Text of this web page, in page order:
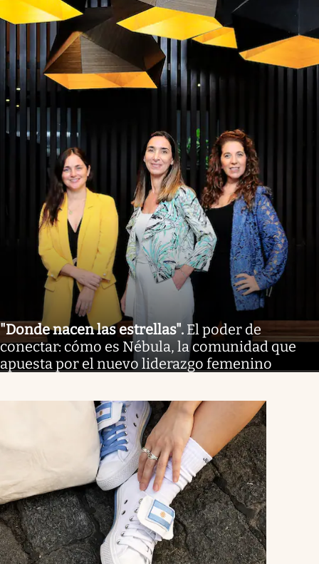
"Donde nacen las estrellas". El poder de
conectar: cómo es Nébula, la comunidad que
apuesta por el nuevo liderazgo femenino